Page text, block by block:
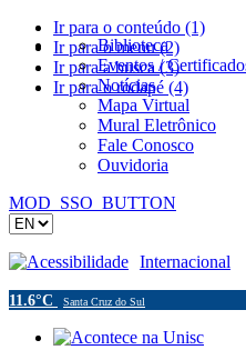
Ir para o conteúdo (1)
Ir para o menu (2)
Ir para a busca (3)
Ir para o rodapé (4)
Biblioteca
Eventos /
Notícias
Mapa Virtual
Mural Eletrônico
Fale Conosco
Ouvidoria
MOD_SSO_BUTTON
Acessibilidade Internacional
11.6°C Santa Cruz do Sul